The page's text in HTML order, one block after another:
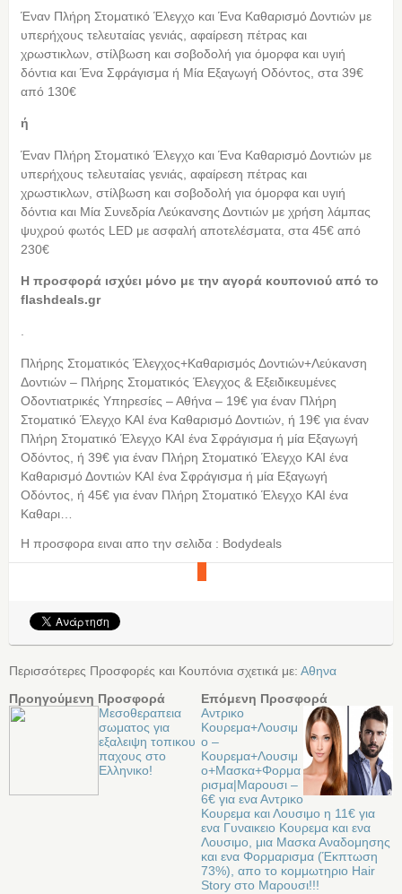
Έναν Πλήρη Στοματικό Έλεγχο και Ένα Καθαρισμό Δοντιών με
υπερήχους τελευταίας γενιάς, αφαίρεση πέτρας και
χρωστικλων, στίλβωση και σοβοδολή για όμορφα και υγιή
δόντια και Ένα Σφράγισμα ή Μία Εξαγωγή Οδόντος, στα 39€
από 130€
ή
Έναν Πλήρη Στοματικό Έλεγχο και Ένα Καθαρισμό Δοντιών με
υπερήχους τελευταίας γενιάς, αφαίρεση πέτρας και
χρωστικλων, στίλβωση και σοβοδολή για όμορφα και υγιή
δόντια και Μία Συνεδρία Λεύκανσης Δοντιών με χρήση λάμπας
ψυχρού φωτός LED με ασφαλή αποτελέσματα, στα 45€ από
230€
Η προσφορά ισχύει μόνο με την αγορά κουπονιού από το
flashdeals.gr
.
Πλήρης Στοματικός Έλεγχος+Καθαρισμός Δοντιών+Λεύκανση
Δοντιών – Πλήρης Στοματικός Έλεγχος & Εξειδικευμένες
Οδοντιατρικές Υπηρεσίες – Αθήνα – 19€ για έναν Πλήρη
Στοματικό Έλεγχο ΚΑΙ ένα Καθαρισμό Δοντιών, ή 19€ για έναν
Πλήρη Στοματικό Έλεγχο ΚΑΙ ένα Σφράγισμα ή μία Εξαγωγή
Οδόντος, ή 39€ για έναν Πλήρη Στοματικό Έλεγχο ΚΑΙ ένα
Καθαρισμό Δοντιών ΚΑΙ ένα Σφράγισμα ή μία Εξαγωγή
Οδόντος, ή 45€ για έναν Πλήρη Στοματικό Έλεγχο ΚΑΙ ένα
Καθαρι…
Η προσφορα ειναι απο την σελιδα : Bodydeals
Περισσότερες Προσφορές και Κουπόνια σχετικά με: Αθηνα
Προηγούμενη Προσφορά
Μεσοθεραπεια
σωματος για
εξαλειψη τοπικου
παχους στο
Ελληνικο!
Επόμενη Προσφορά
Αντρικο
Κουρεμα+Λουσιμ
ο –
Κουρεμα+Λουσιμ
ο+Μασκα+Φορμα
ρισμα|Μαρουσι –
6€ για ενα Αντρικο
Κουρεμα και Λουσιμο η 11€ για
ενα Γυναικειο Κουρεμα και ενα
Λουσιμο, μια Μασκα Αναδομησης
και ενα Φορμαρισμα (Έκπτωση
73%), απο το κομμωτηριο Hair
Story στο Μαρουσι!!!